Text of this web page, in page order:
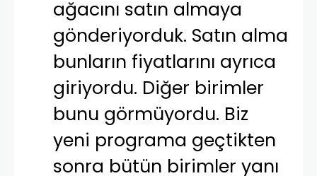
ağacını satın almaya
gönderiyorduk. Satın alma
bunların fiyatlarını ayrıca
giriyordu. Diğer birimler
bunu görmüyordu. Biz
yeni programa geçtikten
sonra bütün birimler yanı